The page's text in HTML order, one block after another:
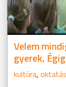
Velem
gyerek,
kultúra, oktatás